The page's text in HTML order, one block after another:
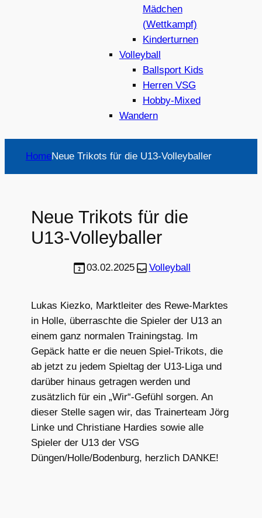
Mädchen
(Wettkampf)
Kinderturnen
Volleyball
Ballsport Kids
Herren VSG
Hobby-Mixed
Wandern
HomeNeue Trikots für die U13-Volleyballer
Neue Trikots für die
U13-Volleyballer
03.02.2025 Volleyball
Lukas Kiezko, Marktleiter des Rewe-Marktes
in Holle, überraschte die Spieler der U13 an
einem ganz normalen Trainingstag. Im
Gepäck hatte er die neuen Spiel-Trikots, die
ab jetzt zu jedem Spieltag der U13-Liga und
darüber hinaus getragen werden und
zusätzlich für ein „Wir“-Gefühl sorgen. An
dieser Stelle sagen wir, das Trainerteam Jörg
Linke und Christiane Hardies sowie alle
Spieler der U13 der VSG
Düngen/Holle/Bodenburg, herzlich DANKE!